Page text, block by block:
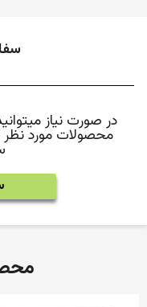
در صورت نیاز
محصولات مورد نظر